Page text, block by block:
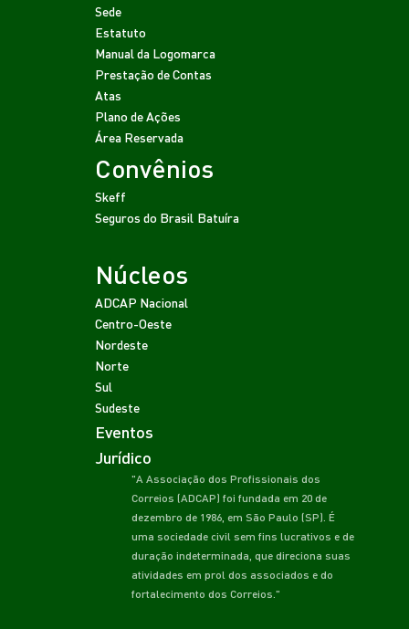
Sede
Estatuto
Manual da Logomarca
Prestação de Contas
Atas
Plano de Ações
Área Reservada
Convênios
Skeff
Seguros do Brasil Batuíra
Núcleos
ADCAP Nacional
Centro-Oeste
Nordeste
Norte
Sul
Sudeste
Eventos
Jurídico
"A Associação dos Profissionais dos
Correios (ADCAP) foi fundada em 20 de
dezembro de 1986, em São Paulo (SP). É
uma sociedade civil sem fins lucrativos e de
duração indeterminada, que direciona suas
atividades em prol dos associados e do
fortalecimento dos Correios."